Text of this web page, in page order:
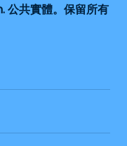
共實體。保留所有